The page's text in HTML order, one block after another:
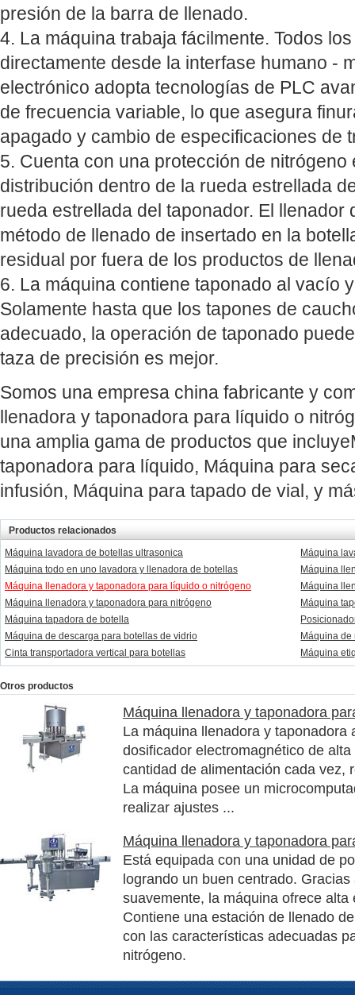
presión de la barra de llenado.
4. La máquina trabaja fácilmente. Todos
directamente desde la interfase humano -
electrónico adopta tecnologías de PLC
de frecuencia variable, lo que asegura
apagado y cambio de especificaciones de
5. Cuenta con una protección de
distribución dentro de la rueda estrellada
rueda estrellada del taponador. El llenador
método de llenado de insertado en la
residual por fuera de los productos de
6. La máquina contiene taponado al vacío
Solamente hasta que los tapones de
adecuado, la operación de taponado
taza de precisión es mejor.
Somos una empresa china fabricante y
llenadora y taponadora para líquido o
una amplia gama de productos que
taponadora para líquido, Máquina para
infusión, Máquina para tapado de vial, y
Productos relacionados
Máquina lavadora de botellas ultrasonica
Máquina
Máquina todo en uno lavadora y llenadora de botellas
Máquina
Máquina llenadora y taponadora para líquido o nitrógeno
Máquina
Máquina llenadora y taponadora para nitrógeno
Máquina
Máquina tapadora de botella
Máquina de descarga para botellas de vidrio
Máquina
Cinta transportadora vertical para botellas
Máquina
Otros productos
Máquina llenadora y taponadora
La máquina llenadora y
dosificador electromagnético de
cantidad de alimentación cada vez,
La máquina posee un
realizar ajustes ...
Máquina llenadora y taponadora
Está equipada con una unidad de
logrando un buen centrado.
suavemente, la máquina ofrece alta
Contiene una estación de llenado
con las características adecuadas
nitrógeno.